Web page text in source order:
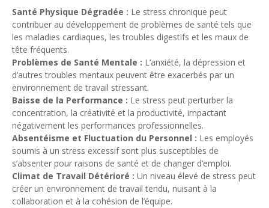
Santé Physique Dégradée : Le stress chronique peut
contribuer au développement de problèmes de santé tels que
les maladies cardiaques, les troubles digestifs et les maux de
tête fréquents.
Problèmes de Santé Mentale : L’anxiété, la dépression et
d’autres troubles mentaux peuvent être exacerbés par un
environnement de travail stressant.
Baisse de la Performance : Le stress peut perturber la
concentration, la créativité et la productivité, impactant
négativement les performances professionnelles.
Absentéisme et Fluctuation du Personnel : Les employés
soumis à un stress excessif sont plus susceptibles de
s’absenter pour raisons de santé et de changer d’emploi.
Climat de Travail Détérioré : Un niveau élevé de stress peut
créer un environnement de travail tendu, nuisant à la
collaboration et à la cohésion de l’équipe.